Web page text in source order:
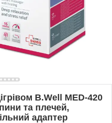
B.Well MED-420
та плечей,
адаптер